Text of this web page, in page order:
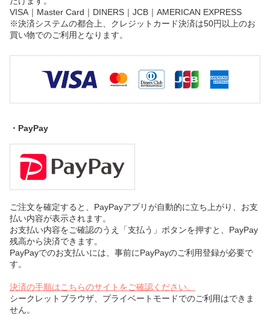
VISA｜Master Card｜DINERS｜JCB｜AMERICAN EXPRESS
※決済システムの都合上、クレジットカード決済は50円以上のお
買い物でのご利用となります。
・PayPay
ご注文を確定すると、PayPayアプリが自動的に立ち上がり、お支
払い内容が表示されます。
お支払い内容をご確認のうえ「支払う」ボタンを押すと、PayPay
残高から決済できます。
PayPayでのお支払いには、事前にPayPayのご利用登録が必要で
す。
決済の手順はこちらのサイトをご確認ください。
シークレットブラウザ、プライベートモードでのご利用はできま
せん。